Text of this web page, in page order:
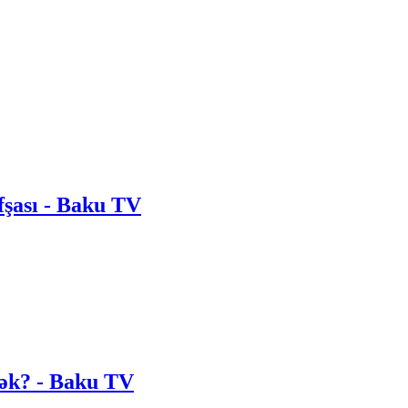
- Baku TV
- Baku TV